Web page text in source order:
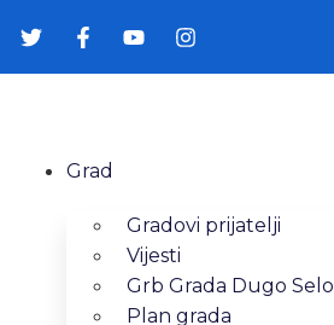
Grad
Gradovi prijatelji
Vijesti
Grb Grada Dugo Selo
Plan grada